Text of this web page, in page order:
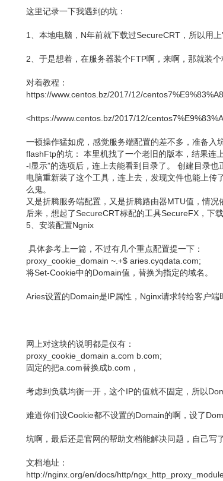
这里记录一下我遇到的坑：
1、本地电脑，N年前就下载过SecureCRT，所以用
2、于是想着，在服务器装个FTP啊，来啊，那就装个
对着教程：
https://www.centos.bz/2017/12/
<https://www.centos.bz/2017/12/
一顿操作猛如虎，感觉服务端配置的差不多，准备入
flashFtp的坑： 本里机找了一个老旧的版本，结果连
-l显示”的选项后，连上去能看到目录了。 创建目录
电脑重新装了这个工具，连上去，发现文件也能上
么鬼。
又是折腾服务端配置，又是折腾路由器MTU值，情况
后来，想起了SecureCRT标配的工具SecureFX，下
5、安装配置Ngnix
具体参考上一篇，不过有几个重点配置提一下：
proxy_cookie_domain ~.+$ aries.cyqdata.com;
将Set-Cookie中的Domain值，替换为指定的域名。
Aries设置的Domain是IP属性，Nginx请求转给客户
网上对这块的说明都是仅有：
proxy_cookie_domain a.com b.com;
固定的把a.com替换成b.com，
考虑到负载均衡一开，这个IP的值就不固定，所以
难道你们设Cookie都不设置的Domain的啊，设了
坑啊，最后还是官网的帮助文档能解决问题，自己写
文档地址：
http://nginx.org/en/docs/http/